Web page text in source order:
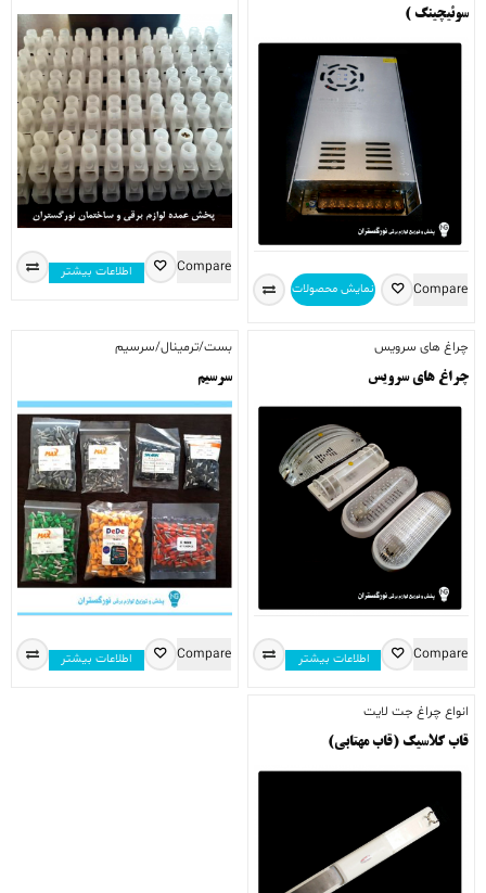
سوئیچینگ )
نمایش محصولات Compare
اطلاعات بیشتر Compare
چراغ های سرویس
چراغ های سرویس
اطلاعات بیشتر Compare
بست/ترمینال/سرسیم
سرسیم
اطلاعات بیشتر Compare
انواع چراغ جت لایت
قاب کلاسیک (قاب مهتابی)